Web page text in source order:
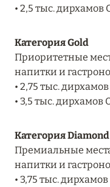
13 февраля 2025
СКИДКИ ДО 30 %
РАЗМЕЩЕНИЕ
RIXOS PREMIUM
КОНЦЕПЦИЯ
ЭКСКЛЮЗИВНО»
• 2,5 тыс. дирхамов
Категория Gold
Приоритетные
напитки и
• 2,75 тыс.
• 3,5 тыс. дирхамов
Категория Diamond
Премиальные
напитки и
• 3,75 тыс.